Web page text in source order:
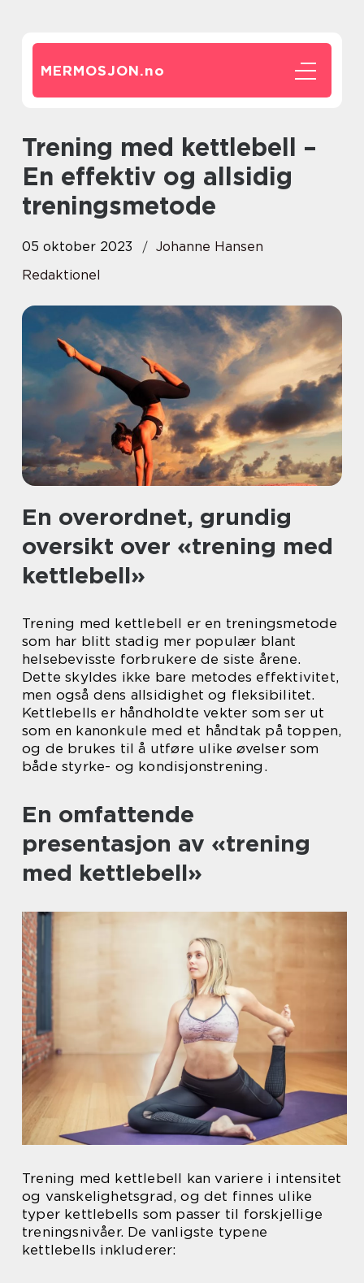
MERMOSJON.no
Trening med kettlebell –
En effektiv og allsidig
treningsmetode
05 oktober 2023
Johanne Hansen
Redaktionel
En overordnet, grundig
oversikt over «trening med
kettlebell»
Trening med kettlebell er en treningsmetode
som har blitt stadig mer populær blant
helsebevisste forbrukere de siste årene.
Dette skyldes ikke bare metodes effektivitet,
men også dens allsidighet og fleksibilitet.
Kettlebells er håndholdte vekter som ser ut
som en kanonkule med et håndtak på toppen,
og de brukes til å utføre ulike øvelser som
både styrke- og kondisjonstrening.
En omfattende
presentasjon av «trening
med kettlebell»
Trening med kettlebell kan variere i intensitet
og vanskelighetsgrad, og det finnes ulike
typer kettlebells som passer til forskjellige
treningsnivåer. De vanligste typene
kettlebells inkluderer: